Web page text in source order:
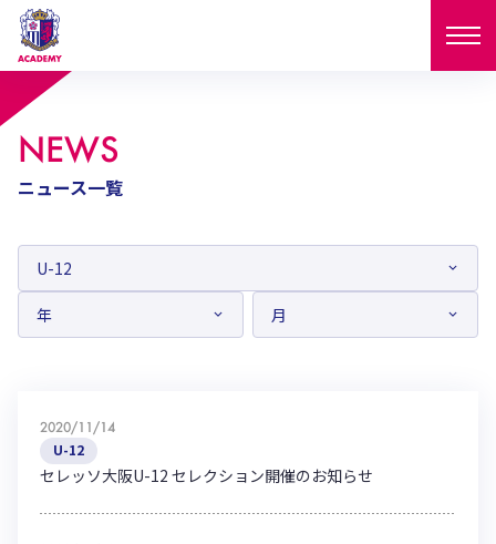
ニュース
U-18 U-15
ガールズU-15
試合日程
西U-15
U-12 ガールズU-18
選手
PLAYERS
U-18
西U-15 和歌山U-15
スタッフ
SELECTION
フィロソフィー
ハナサカクラブ
NEWS
ニュース一覧
2020/11/14
U-12
セレッソ大阪U-12 セレクション開催のお知らせ